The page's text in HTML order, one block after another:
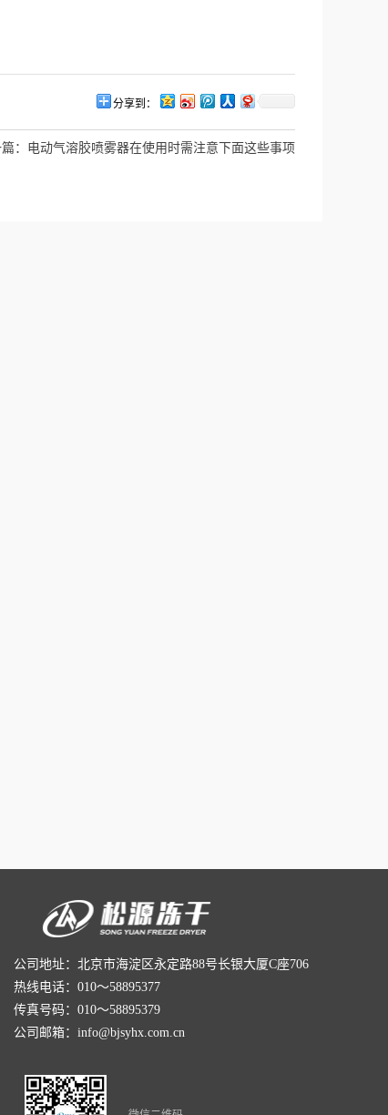
分享到：
： 电动气溶胶喷雾器在使用时需注意下面这些事项
公司地址：北京市海淀区永定路88号长银大厦C座706
热线电话：010～58895377
传真号码：010～58895379
公司邮箱：info@bjsyhx.com.cn